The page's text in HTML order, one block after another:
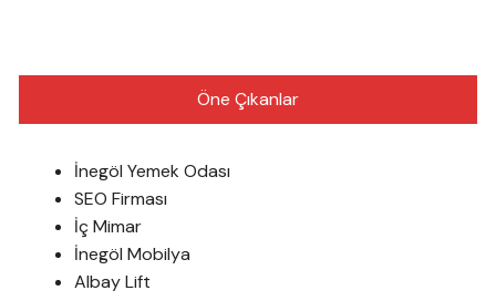
Öne Çıkanlar
İnegöl Yemek Odası
SEO Firması
İç Mimar
İnegöl Mobilya
Albay Lift